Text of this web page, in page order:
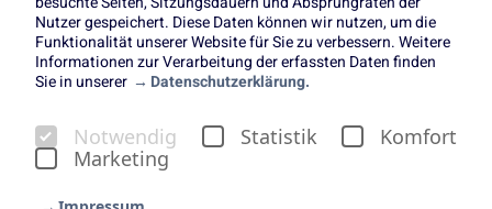
Nutzer gespeichert. Diese Daten können wir nutzen, um die
Funktionalität unserer Website für Sie zu verbessern. Weitere
Informationen zur Verarbeitung der erfassten Daten finden
Sie in unserer
Datenschutzerklärung.
Notwendig Statistik
Komfort
Marketing
Petersilienwurzel-Suppe und
Pastinaken-Pommes mit